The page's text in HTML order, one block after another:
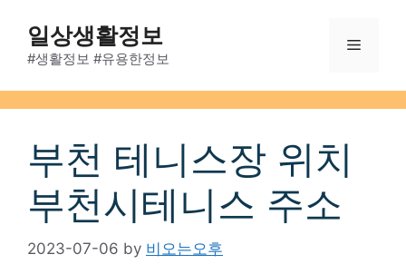
content
일상생활정보
#생활정보 #유용한정보
Menu
부천 테니스장 위치
부천시테니스 주소
2023-07-06 by 비오는오후